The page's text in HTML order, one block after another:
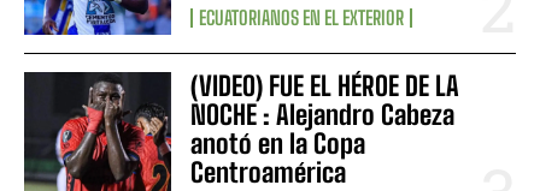
ECUATORIANOS EN EL EXTERIOR
(VIDEO) FUE EL HÉROE DE LA
NOCHE : Alejandro Cabeza
anotó en la Copa
Centroamérica